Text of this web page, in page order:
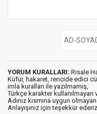
YORUM KURALLARI: Risale
Küfür, hakaret, rencide edici
imla kuralları ile yazılmamış,
Türkçe karakter kullanılmayan
Adınız kısmına uygun
Anlayışınız için teşekkür